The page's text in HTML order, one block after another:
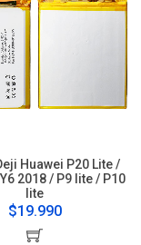
Huawei P20 Lite /
2018 / P9 lite / P10
lite
$19.990